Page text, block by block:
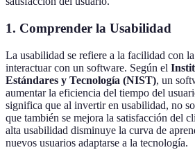
1. Comprender la Usabilidad
La usabilidad se refiere a la facilidad con
interactuar con un software. Según el
Estándares y Tecnología (NIST), un
aumentar la eficiencia del tiempo del
significa que al invertir en usabilidad, no
que también se mejora la satisfacción del
alta usabilidad disminuye la curva de
nuevos usuarios adaptarse a la tecnología.